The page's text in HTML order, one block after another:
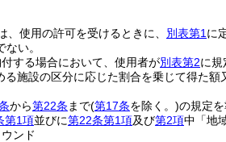
、使用の許可を受けるときに、 別表第1 に
い。
する場合において、使用者が別表第2に規
る施設の区分に応じた割合を乗じて得た額
から第22条 まで(第17条を除く。)の規定を
第1項並びに第22条第1項及び第2項中「地
ンド